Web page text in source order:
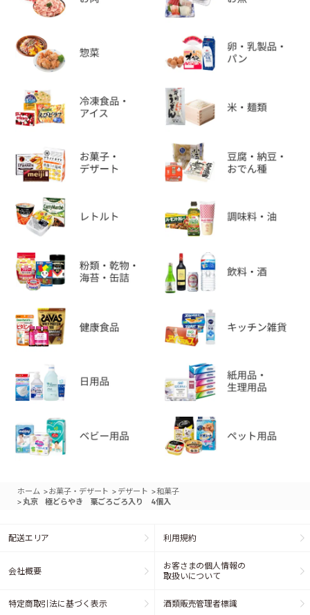
ホーム >お菓子・デザート > デザート >和菓子
> 丸京 極どらやき 栗ごろごろ入り 4個入
配送エリア 利用規約
会社概要
お客さまの個人情報の
取扱いについて
特定商取引法に基づく表示 酒類販売管理者標識